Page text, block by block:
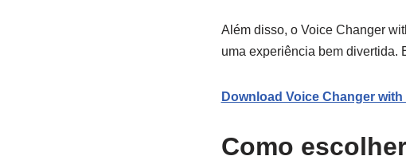
Além disso, o Voice Changer
uma experiência bem divertida.
Download Voice Changer
Como